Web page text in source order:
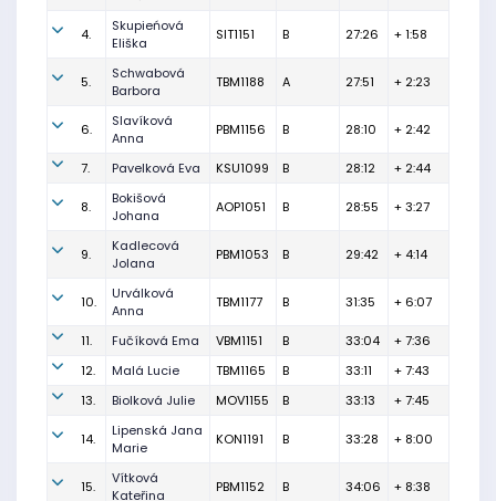
4.
Skupieńová
Eliška
SIT1151 B 27:26 + 1:58
5.
Schwabová
Barbora
TBM1188 A 27:51 + 2:23
6.
Slavíková
Anna
PBM1156 B 28:10 + 2:42
7. Pavelková Eva KSU1099 B 28:12 + 2:44
8.
Bokišová
Johana
AOP1051 B 28:55 + 3:27
9.
Kadlecová
Jolana
PBM1053 B 29:42 + 4:14
10.
Urválková
Anna
TBM1177 B 31:35 + 6:07
11. Fučíková Ema VBM1151 B 33:04
+ 7:36
12.
Malá Lucie TBM1165 B 33:11
+ 7:43
13.
Biolková Julie MOV1155 B 33:13 + 7:45
14.
Lipenská Jana
Marie
KON1191 B 33:28 + 8:00
15.
Vítková
Kateřina
PBM1152 B 34:06 + 8:38